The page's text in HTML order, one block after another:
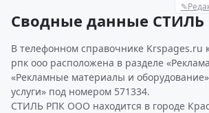
✎
Сводные данные
В телефонном справочнике Krspages.ru
рпк ооо расположена в разделе
«Рекламные материалы и
услуги» под номером 571334.
СТИЛЬ РПК ООО находится в городе